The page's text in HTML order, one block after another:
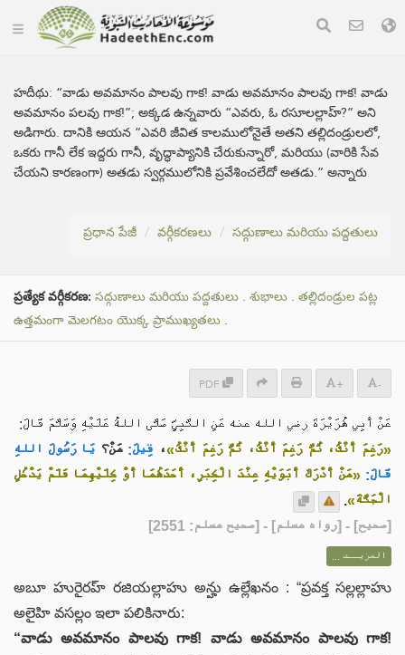
హదీథు: “వాడు అవమానం పాలవు గాక! వాడు అవమానం పాలవు గాక! వాడు
అవమానం పలవు గాక!”; అక్కడ ఉన్నవారు “ఎవరు, ఓ రసూలల్లాహ్?” అని
అడిగారు. దానికి ఆయన “ఎవరి జీవిత కాలములోనైతే అతని తల్లిదండ్రులలో,
ఒకరు గానీ లేక ఇద్దరు గానీ, వృద్ధాప్యానికి చేరుకున్నారో, మరియు (వారికి సేవ
చేయని కారణంగా) అతడు స్వర్గములోనికి ప్రవేశించలేదో అతడు.” అన్నారు
ప్రధాన పేజీ వర్గీకరణలు సద్గుణాలు మరియు పద్దతులు
ప్రత్యేక వర్గీకరణ: సద్గుణాలు మరియు పద్దతులు . శుభాలు . తల్లిదండ్రుల పట్ల
ఉత్తమంగా మెలగటం యొక్క ప్రాముఖ్యతలు .
PDF + -
عَنْ أَبِي هُرَيْرَةَ رضي الله عنه عَنِ النَّبِيِّ صَلَّى اللهُ عَلَيْهِ وَسَلَّمَ قَالَ:
«رَغِمَ أَنْفُ، ثُمَّ رَغِمَ أَنْفُ، ثُمَّ رَغِمَ أَنْفُ»، قِيلَ: مَنْ؟ يَا رَسُولَ اللهِ
قَالَ: «مَنْ أَدْرَكَ أَبَوَيْهِ عِنْدَ الْكِبَرِ، أَحَدَهُمَا أَوْ كِلَيْهِمَا فَلَمْ يَدْخُلِ
الْجَنَّةَ».
[صحيح] - [رواه مسلم] - [صحيح مسلم: 2551]
المزيــد ...
అబూ హురైరహ్ రజియల్లాహు అన్హు ఉల్లేఖనం : “ప్రవక్త సల్లల్లాహు
అలైహి వసల్లం ఇలా పలికినారు:
“వాడు అవమానం పాలవు గాక! వాడు అవమానం పాలవు గాక!